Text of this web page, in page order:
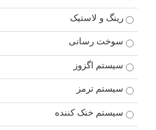
رینگ و لاستیک
سوخت رسانی
سیستم اگزوز
سیستم ترمز
سیستم خنک کننده